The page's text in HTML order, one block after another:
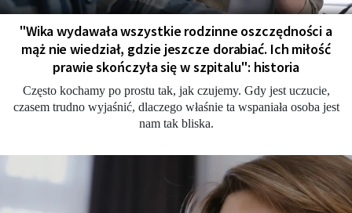
"Wika wydawała wszystkie rodzinne oszczędności a
mąż nie wiedział, gdzie jeszcze dorabiać. Ich miłość
prawie skończyła się w szpitalu": historia
Często kochamy po prostu tak, jak czujemy. Gdy jest uczucie,
czasem trudno wyjaśnić, dlaczego właśnie ta wspaniała osoba jest
nam tak bliska.